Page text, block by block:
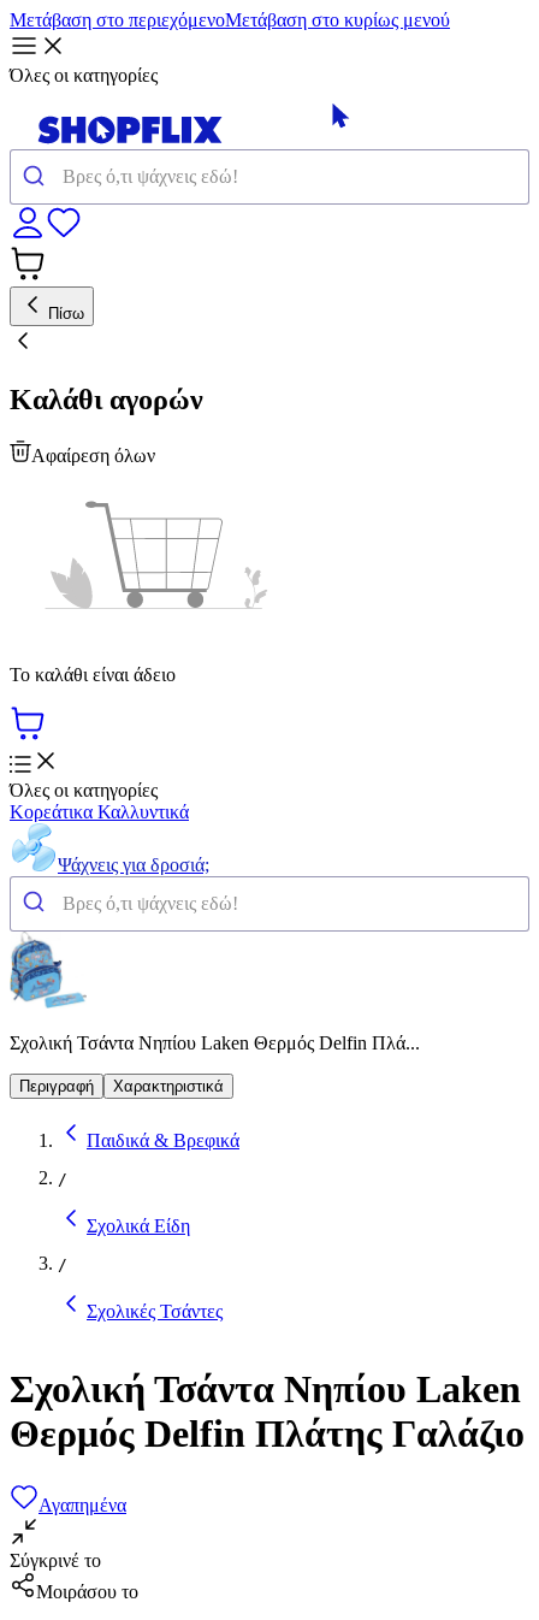
Μετάβαση στο περιεχόμενοΜετάβαση στο κυρίως μενού
Όλες οι κατηγορίες
Πίσω
Καλάθι αγορών
Αφαίρεση όλων
Το καλάθι είναι άδειο
Όλες οι κατηγορίες
Κορεάτικα Καλλυντικά
Ψάχνεις για δροσιά;
Σχολική Τσάντα Νηπίου Laken Θερμός Delfin Πλά...
Περιγραφή Χαρακτηριστικά
Παιδικά & Βρεφικά
/
Σχολικά Είδη
/
Σχολικές Τσάντες
Σχολική Τσάντα Νηπίου Laken
Θερμός Delfin Πλάτης Γαλάζιο
Αγαπημένα
Σύγκρινέ το
Μοιράσου το